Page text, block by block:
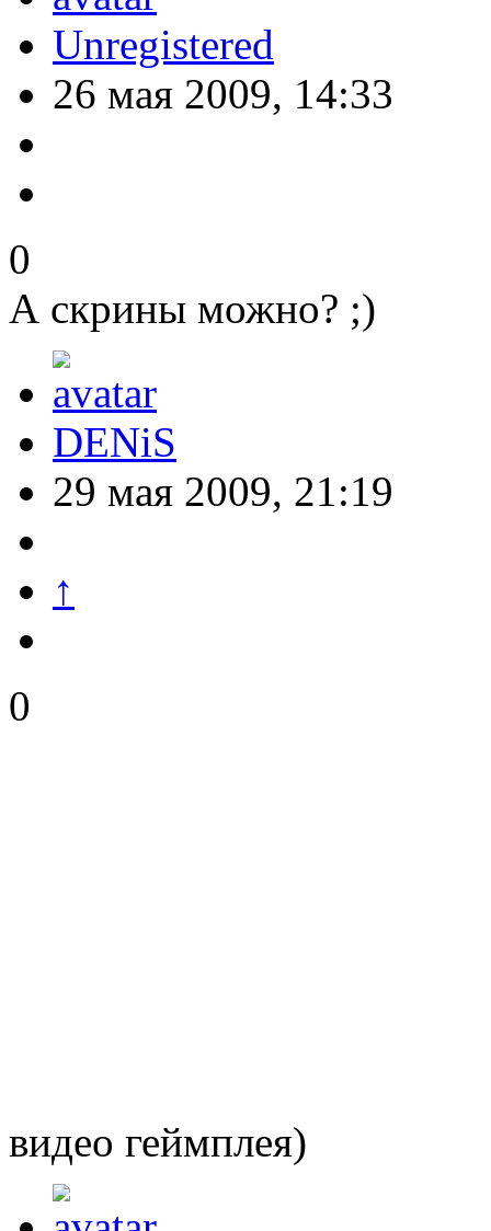
Unregistered
26 мая 2009, 14:33
0
А скрины можно? ;)
DENiS
29 мая 2009, 21:19
↑
0
видео геймплея)